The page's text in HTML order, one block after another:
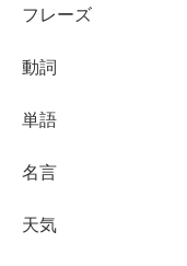
フレーズ
動詞
単語
名言
天気